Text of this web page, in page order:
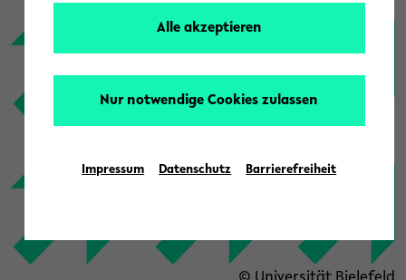
Alle akzeptieren
Nur notwendige Cookies zulassen
Impressum Datenschutz Barrierefreiheit